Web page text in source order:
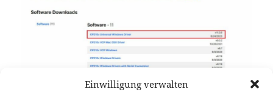
Einwilligung verwalten